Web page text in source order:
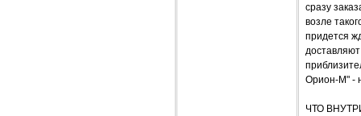
сразу
возле
придется
Орион-М" -
ЧТО